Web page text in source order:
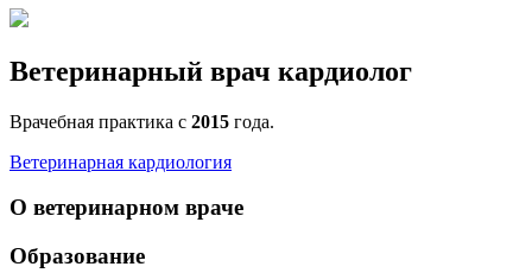
Ветеринарный врач кардиолог
Врачебная практика с 2015 года.
Ветеринарная кардиология
О ветеринарном враче
Образование